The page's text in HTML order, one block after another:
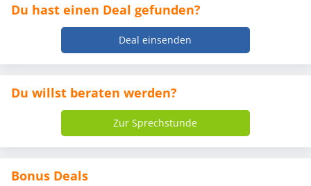
Du hast einen Deal gefunden?
Deal einsenden
Du willst beraten werden?
Zur Sprechstunde
Bonus Deals